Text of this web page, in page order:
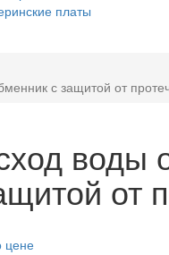
платы
с защитой от
воды
от
цене